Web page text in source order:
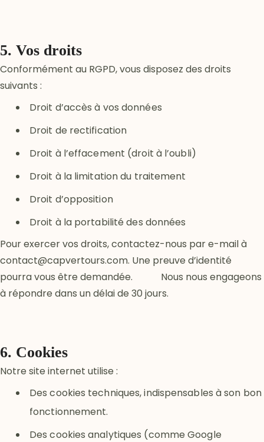
5. Vos droits
Conformément au RGPD, vous disposez des droits
suivants :
Droit d’accès à vos données
Droit de rectification
Droit à l’effacement (droit à l’oubli)
Droit à la limitation du traitement
Droit d’opposition
Droit à la portabilité des données
Pour exercer vos droits, contactez-nous par e-mail à
contact@capvertours.com. Une preuve d’identité
pourra vous être demandée. Nous nous engageons
à répondre dans un délai de 30 jours.
6. Cookies
Notre site internet utilise :
Des cookies techniques, indispensables à son bon
fonctionnement.
Des cookies analytiques (comme Google